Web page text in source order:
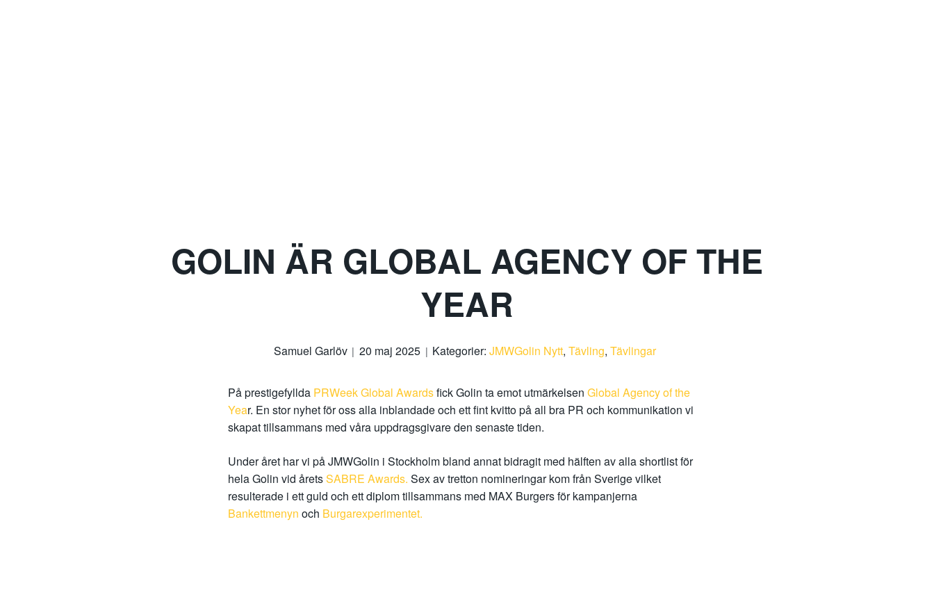
GOLIN ÄR GLOBAL AGENCY OF THE
YEAR
Samuel Garlöv 20 maj 2025 Kategorier:JMWGolin Nytt,Tävling,Tävlingar
På prestigefyllda PRWeek Global Awardsfick Golin ta emot utmärkelsen Global Agency of the
Year. En stor nyhet för oss alla inblandade och ett fint kvitto på all bra PR och kommunikation vi
skapat tillsammans med våra uppdragsgivare den senaste tiden.
Under året har vi på JMWGolin i Stockholm bland annat bidragit med hälften av alla shortlist för
hela Golin vid åretsSABRE Awards. Sex av tretton nomineringar kom från Sverige vilket
resulterade i ett guld och ett diplom tillsammans med MAX Burgers för kampanjerna
Bankettmenyn och Burgarexperimentet.